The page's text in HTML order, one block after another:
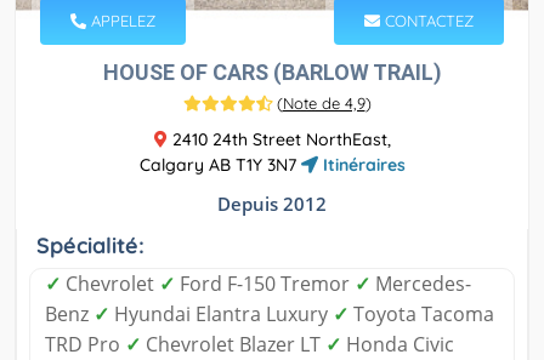
APPELEZ CONTACTEZ
HOUSE OF CARS (BARLOW TRAIL)
(Note de 4,9)
2410 24th Street NorthEast,
Calgary AB T1Y 3N7
Itinéraires
Depuis 2012
Spécialité:
✓ Chevrolet ✓ Ford F-150 Tremor ✓ Mercedes-
Benz ✓ Hyundai Elantra Luxury ✓ Toyota Tacoma
TRD Pro ✓ Chevrolet Blazer LT ✓ Honda Civic